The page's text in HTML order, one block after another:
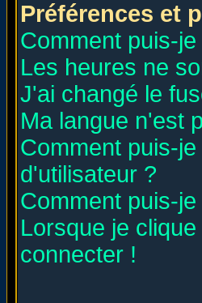
Préférences et
Comment puis-
Les heures ne
J'ai changé le
Ma langue n'est
Comment puis-
d'utilisateur ?
Comment puis-
Lorsque je
connecter !